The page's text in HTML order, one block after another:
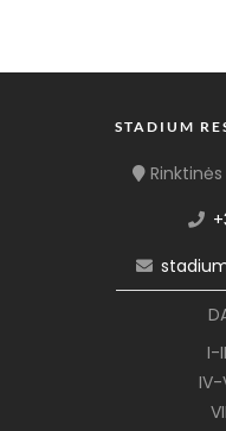
STADIUM
Rinktinės
I-
IV-